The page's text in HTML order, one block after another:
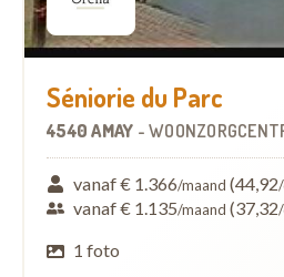
Séniorie du Parc
4540 AMAY -
vanaf € 1.366/maand (44,92
vanaf € 1.135/maand (37,32
1 foto